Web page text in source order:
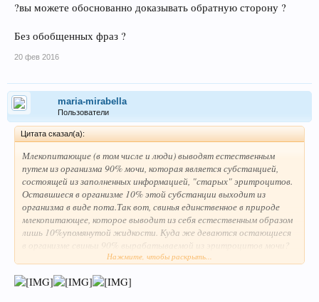
?вы можете обоснованно доказывать обратную сторону ?
Без обобщенных фраз ?
20 фев 2016
maria-mirabella
Пользователи
Цитата сказал(а):
Млекопитающие (в том числе и люди) выводят естественным
путем из организма 90% мочи, которая является субстанцией,
состоящей из заполненных информацией, "старых" эритроцитов.
Оставшиеся в организме 10% этой субстанции выходит из
организма в виде пота.Так вот, свинья единственное в природе
млекопитающее, которое выводит из себя естественным образом
лишь 10%упомянутой жидкости. Куда же деваются остающиеся
в организме свиньи 90% вырабатываемой из эритроцитов мочи?
Биология дает ясный ответ; эти 90% не выведенной из организма
свиное сало.Теперь ясно, почему свинью нельзя есть, даже зарезав
Нажмите, чтобы раскрыть...